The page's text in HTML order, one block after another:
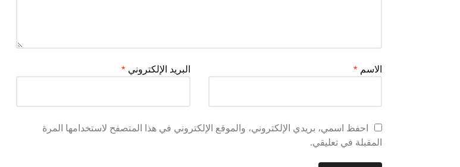
الاسم * البريد الإلكتروني *
احفظ اسمي، بريدي الإلكتروني، والموقع الإلكتروني في هذا المتصفح لاستخدامها المرة
المقبلة في تعليقي.